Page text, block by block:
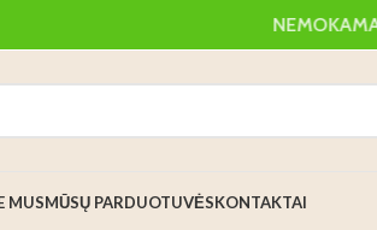
NEMOKAMAS
MUSMŪSŲ PARDUOTUVĖSKONTAKTAI